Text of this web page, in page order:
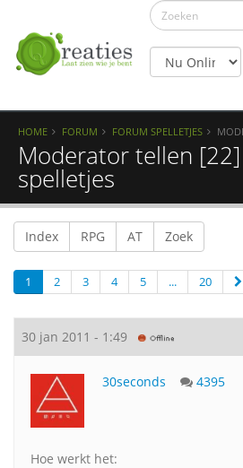
HOME FORUM FORUM SPELLETJES
Moderator tellen
spelletjes
Index RPG AT Zoek
1 2 3 4 5 ... 20
30 jan 2011 - 1:49
30seconds 4395
Hoe werkt het: